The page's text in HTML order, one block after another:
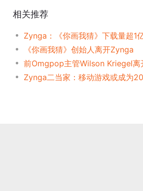
相关推荐
Zynga：《你画我猜》下载量超1
《你画我猜》创始人离开Zynga